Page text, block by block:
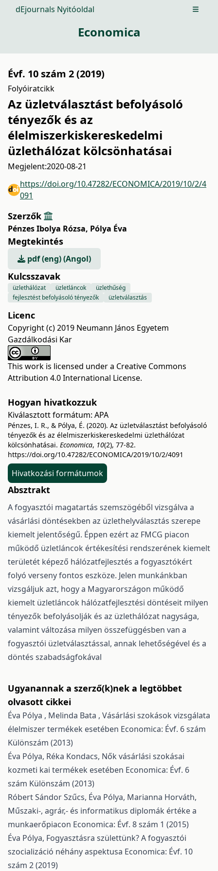
dEjournals Nyitóoldal Open
Economica
Évf. 10 szám 2 (2019)
Folyóiratcikk
Az üzletválasztást befolyásoló
tényezők és az
élelmiszerkiskereskedelmi
üzlethálózat kölcsönhatásai
Megjelent:2020-08-21
https://doi.org/10.47282/ECONOMICA/2019/10/2/4
091
Szerzők
Pénzes Ibolya Rózsa, Pólya Éva
Megtekintés
pdf (eng) (Angol)
Kulcsszavak
üzlethálózat üzletláncok
üzlethűség
fejlesztést befolyásoló tényezők
üzletválasztás
Licenc
Copyright (c) 2019 Neumann János Egyetem
Gazdálkodási Kar
This work is licensed under a Creative Commons
Attribution 4.0 International License.
Hogyan hivatkozzuk
Kiválasztott formátum: APA
Pénzes, I. R., & Pólya, É. (2020). Az üzletválasztást befolyásoló
tényezők és az élelmiszerkiskereskedelmi üzlethálózat
kölcsönhatásai. Economica, 10(2), 77-82.
https://doi.org/10.47282/ECONOMICA/2019/10/2/4091
Hivatkozási formátumok
Absztrakt
A fogyasztói magatartás szemszögéből vizsgálva a
vásárlási döntésekben az üzlethelyválasztás szerepe
kiemelt jelentőségű. Éppen ezért az FMCG piacon
működő üzletláncok értékesítési rendszerének kiemelt
területét képező hálózatfejlesztés a fogyasztókért
folyó verseny fontos eszköze. Jelen munkánkban
vizsgáljuk azt, hogy a Magyarországon működő
kiemelt üzletláncok hálózatfejlesztési döntéseit milyen
tényezők befolyásolják és az üzlethálózat nagysága,
valamint változása milyen összefüggésben van a
fogyasztói üzletválasztással, annak lehetőségével és a
döntés szabadságfokával
Ugyanannak a szerző(k)nek a legtöbbet
olvasott cikkei
Éva Pólya , Melinda Bata , Vásárlási szokások vizsgálata
élelmiszer termékek esetében Economica: Évf. 6 szám
Különszám (2013)
Éva Pólya, Réka Kondacs, Nők vásárlási szokásai
kozmeti kai termékek esetében Economica: Évf. 6
szám Különszám (2013)
Róbert Sándor Szűcs, Éva Pólya, Marianna Horváth,
Műszaki-, agrár,- és informatikus diplomák értéke a
munkaerőpiacon Economica: Évf. 8 szám 1 (2015)
Éva Pólya, Fogyasztásra születtünk? A fogyasztói
szocializáció néhány aspektusa Economica: Évf. 10
szám 2 (2019)